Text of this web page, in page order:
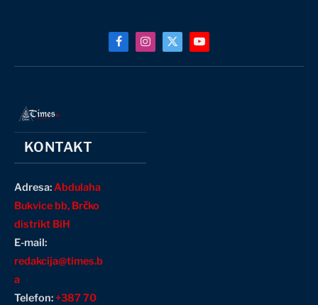
FacebookInstagram
X
(Twitter)
YouTube
KONTAKT
Adresa:Abdulaha
Bukvice bb, Brčko
distrikt BiH
E-mail:
redakcija@times.b
a
Telefon:+387 70